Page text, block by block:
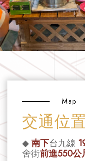
Map
交通位
◆南下台九線
舍街前進550公